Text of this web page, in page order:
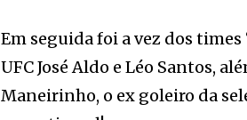
Em seguida foi a vez dos times
UFC José Aldo e Léo Santos,
Maneirinho, o ex goleiro da